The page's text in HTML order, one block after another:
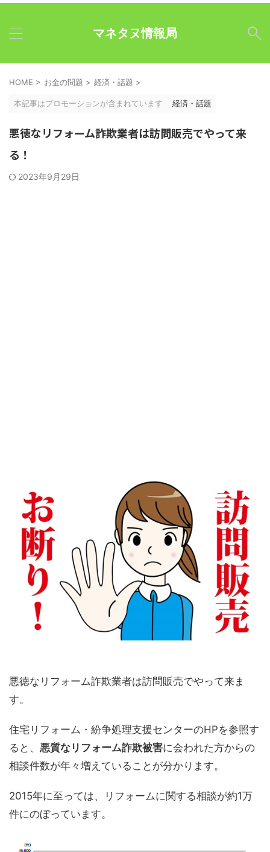
マネタヌ情報局
HOME > お金の問題 > 経済・話題 >
本記事はプロモーションが含まれています 経済・話題
悪徳なリフォーム詐欺業者は訪問販売でやって来
る！
2023年9月29日
悪徳なリフォーム詐欺業者は訪問販売でやって来ま
す。
住宅リフォーム・紛争処理支援センターのHPを参照す
ると、 悪質なリフォーム詐欺被害に会われた方からの
相談件数が年々増えていることが分かります。
2015年に至っては、リフォームに関する相談が約1万
件にのぼっています。